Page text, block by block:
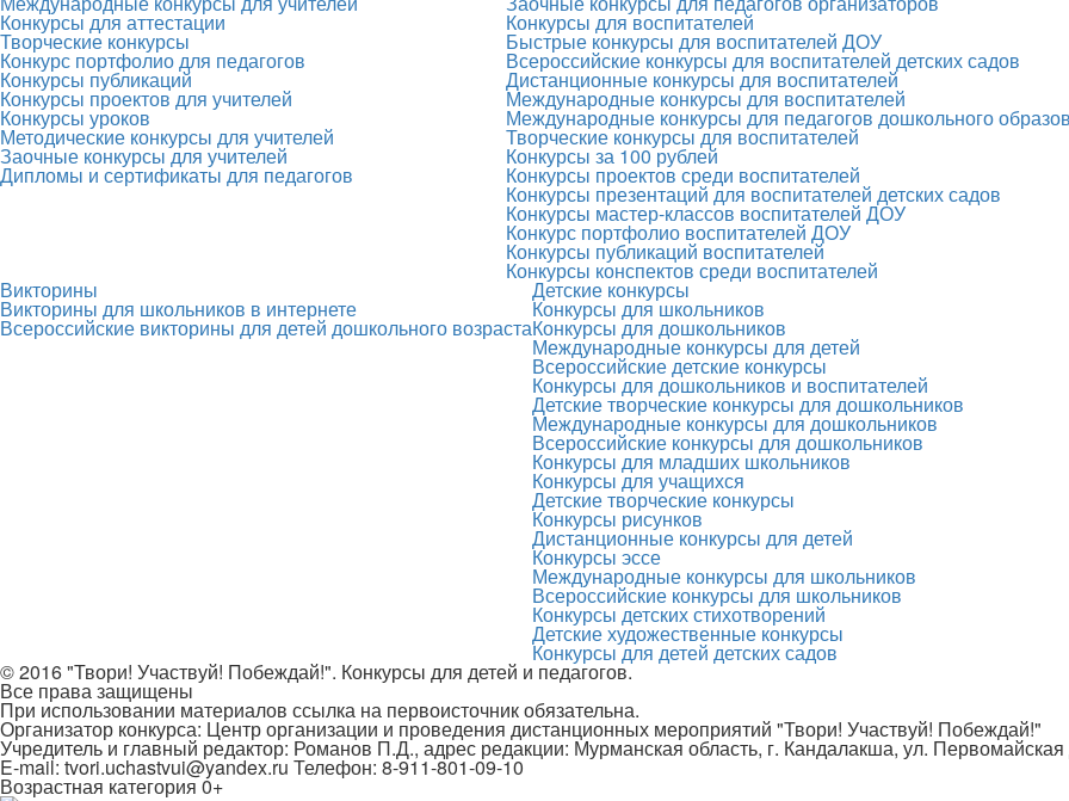
Конкурсы для аттестации
Творческие конкурсы
Конкурс портфолио для педагогов
Конкурсы публикаций
Конкурсы проектов для учителей
Конкурсы уроков
Методические конкурсы для учителей
Заочные конкурсы для учителей
Дипломы и сертификаты для педагогов
Конкурсы для воспитателей
Быстрые конкурсы для воспитателей ДОУ
Всероссийские конкурсы для воспитателей детских садов
Дистанционные конкурсы для воспитателей
Международные конкурсы для воспитателей
Международные конкурсы для педагогов дошкольного
Творческие конкурсы для воспитателей
Конкурсы за 100 рублей
Конкурсы проектов среди воспитателей
Конкурсы презентаций для воспитателей детских садов
Конкурсы мастер-классов воспитателей ДОУ
Конкурс портфолио воспитателей ДОУ
Конкурсы публикаций воспитателей
Конкурсы конспектов среди воспитателей
Викторины
Викторины для школьников в интернете
Всероссийские викторины для детей дошкольного возраста
Детские конкурсы
Конкурсы для школьников
Конкурсы для дошкольников
Международные конкурсы для детей
Всероссийские детские конкурсы
Конкурсы для дошкольников и воспитателей
Детские творческие конкурсы для дошкольников
Международные конкурсы для дошкольников
Всероссийские конкурсы для дошкольников
Конкурсы для младших школьников
Конкурсы для учащихся
Детские творческие конкурсы
Конкурсы рисунков
Дистанционные конкурсы для детей
Конкурсы эссе
Международные конкурсы для школьников
Всероссийские конкурсы для школьников
Конкурсы детских стихотворений
Детские художественные конкурсы
Конкурсы для детей детских садов
© 2016 "Твори! Участвуй! Побеждай!". Конкурсы для детей и педагогов.
Все права защищены
При использовании материалов ссылка на первоисточник обязательна.
Организатор конкурса: Центр организации и проведения дистанционных мероприятий "Твори! Участвуй! Побеждай!"
Учредитель и главный редактор: Романов П.Д., адрес редакции: Мурманская область, г. Кандалакша, ул.
E-mail: tvori.uchastvui@yandex.ru Телефон: 8-911-801-09-10
Возрастная категория 0+